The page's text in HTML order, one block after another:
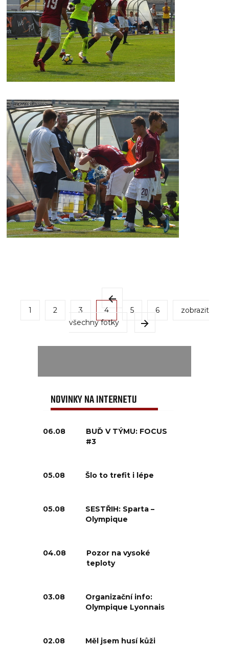
1 2 3 4 5 6
zobrazit
všechny fotky
NOVINKY NA INTERNETU
06.08
BUĎ V TÝMU: FOCUS
#3
05.08 Šlo to trefit i lépe
05.08
SESTŘIH: Sparta –
Olympique
04.08
Pozor na vysoké
teploty
03.08
Organizační info:
Olympique Lyonnais
02.08 Měl jsem husí kůži